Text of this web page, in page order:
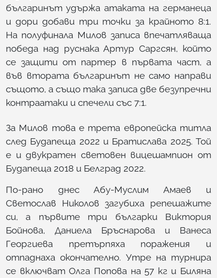
българинът удържа атаката на германеца
и дори добави три точки за крайното 8:1.
На полуфинала Милов записа впечатляваща
победа над руснака Артур Саргсян, който
се защити от партер в първата част, а
във втората българинът не само направи
същото, а също така записа две безупречни
контраатаки и спечели със 7:1.
За Милов това е трета европейска титла
след Будапеща 2022 и Братислава 2025. Той
е и двукратен световен вицешампион от
Будапеща 2018 и Белград 2022.
По-рано днес Абу-Муслим Амаев и
Светослав Николов загубиха репешажите
си, а първите три българки Виктория
Бойнова, Даниела Бръснарова и Ванеса
Георгиева претърпяха поражения и
отпаднаха окончателно. Утре на турнира
се включват Олга Попова на 57 кг и Биляна